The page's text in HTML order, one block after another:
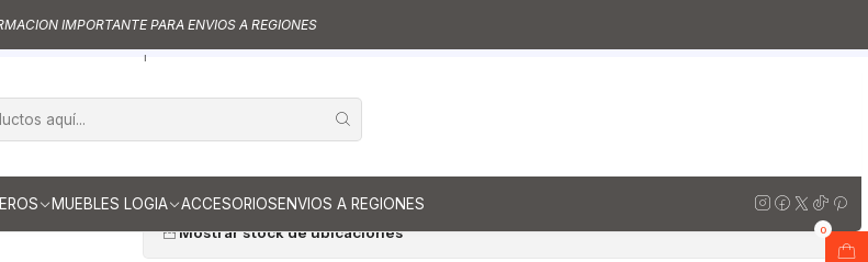
MUEBLES LOGIA ACCESORIOSENVIOS A REGIONES
0
IMPORTANTE PARA ENVIOS A REGIONES
vanitorios al piso simple de cuarzo
Muebles vanitorios al piso simple de cuarzo / 80 cm
de 80 cm con cubierta de cuarzo M2-838 / Toscana
|
cubierta de cuarzo M2-838 / Toscana
Cantidad
Mostrar stock de ubicaciones